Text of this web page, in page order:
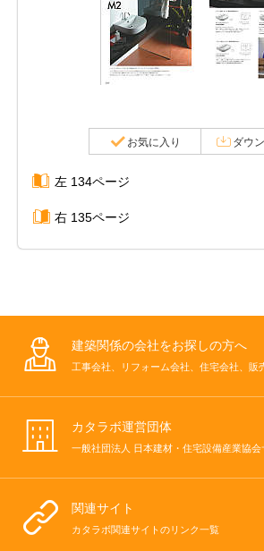
お気に入り ダウ
左 134ページ
右 135ページ
建築関係の会社をお探しの方へ
工事会社、リフォーム会社、住宅会社、販
カタラボ運営団体
一般社団法人 日本建材・住宅設備産業協会
関連サイト
カタラボ関連サイトのリンク一覧